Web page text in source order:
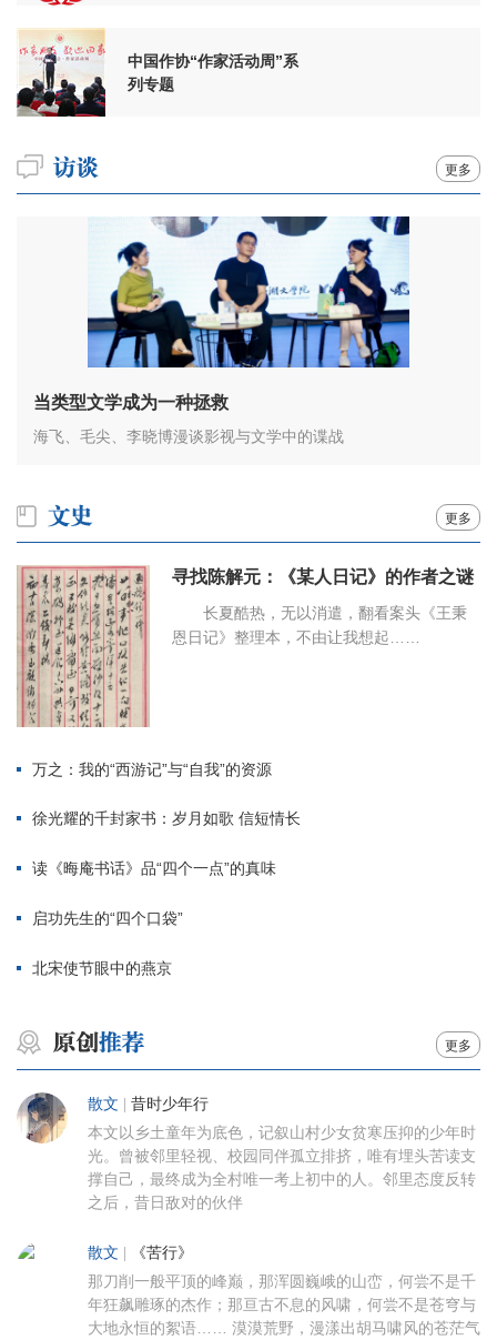
中国作协“作家活动周”系
列专题
更多
当类型文学成为一种拯救
海飞、毛尖、李晓博漫谈影视与文学中的谍战
更多
寻找陈解元：《某人日记》的作者之谜
长夏酷热，无以消遣，翻看案头《王秉
恩日记》整理本，不由让我想起……
万之：我的“西游记”与“自我”的资源
徐光耀的千封家书：岁月如歌 信短情长
读《晦庵书话》品“四个一点”的真味
启功先生的“四个口袋”
北宋使节眼中的燕京
更多
散文 昔时少年行
本文以乡土童年为底色，记叙山村少女贫寒压抑的少年时
光。曾被邻里轻视、校园同伴孤立排挤，唯有埋头苦读支
撑自己，最终成为全村唯一考上初中的人。邻里态度反转
之后，昔日敌对的伙伴
散文 《苦行》
那刀削一般平顶的峰巅，那浑圆巍峨的山峦，何尝不是千
年狂飙雕琢的杰作；那亘古不息的风啸，何尝不是苍穹与
大地永恒的絮语…… 漠漠荒野，漫漾出胡马啸风的苍茫气